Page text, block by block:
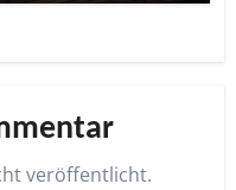
veröffentlicht.